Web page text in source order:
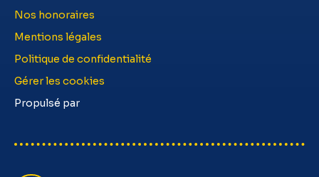
Nos honoraires
Mentions légales
Politique de confidentialité
Gérer les cookies
Propulsé par